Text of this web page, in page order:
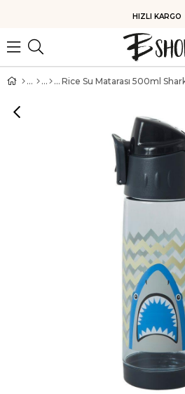
HIZLI KARGO
Rice Su Matarası 500ml